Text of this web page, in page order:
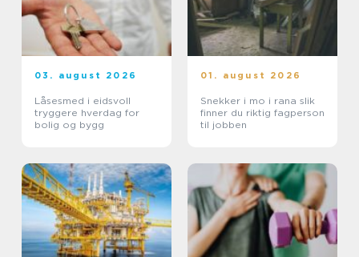
03. august 2026
Låsesmed i eidsvoll
tryggere hverdag for
bolig og bygg
01. august 2026
Snekker i mo i rana slik
finner du riktig fagperson
til jobben